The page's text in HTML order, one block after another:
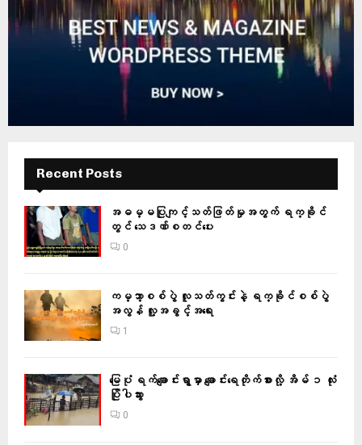
Recent Posts
အဓမ္မပြုကျင့်သတ်ဖြတ်မှုအတွက် ရက္ခိုင်
တွင် သေဒဏ်စတင်ပေး
0
ကမ္ဘာ့စစ်ပွဲ လူသတ်ကွင်းနဲ့ ရက္ခိုင်စစ်ပွဲ
အလွန် လူ့အခွင့်အရေး
1
မြေပုံ ရက်ချောင်းရွာမှာ ချောင်းရေတိုက်စားလို့ အိမ် ၁ လုံး
ပြိုပါသွား
0